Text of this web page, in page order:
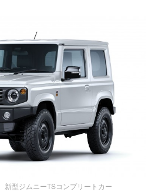
型ジムニーTSコンプリートカー